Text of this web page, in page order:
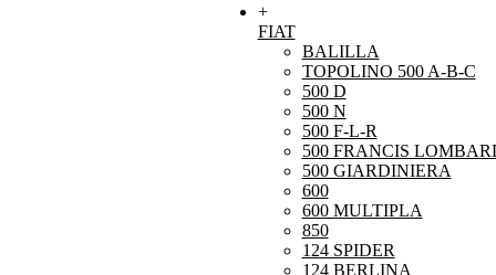
+
FIAT
BALILLA
TOPOLINO 500 A-B-C
500 D
500 N
500 F-L-R
500 FRANCIS
500 GIARDINIERA
600
600 MULTIPLA
850
124 SPIDER
124 BERLINA